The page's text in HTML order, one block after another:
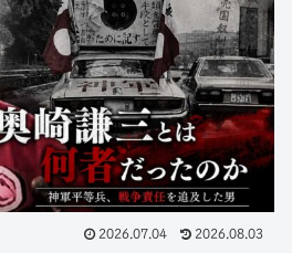
2026.07.04 2026.08.03